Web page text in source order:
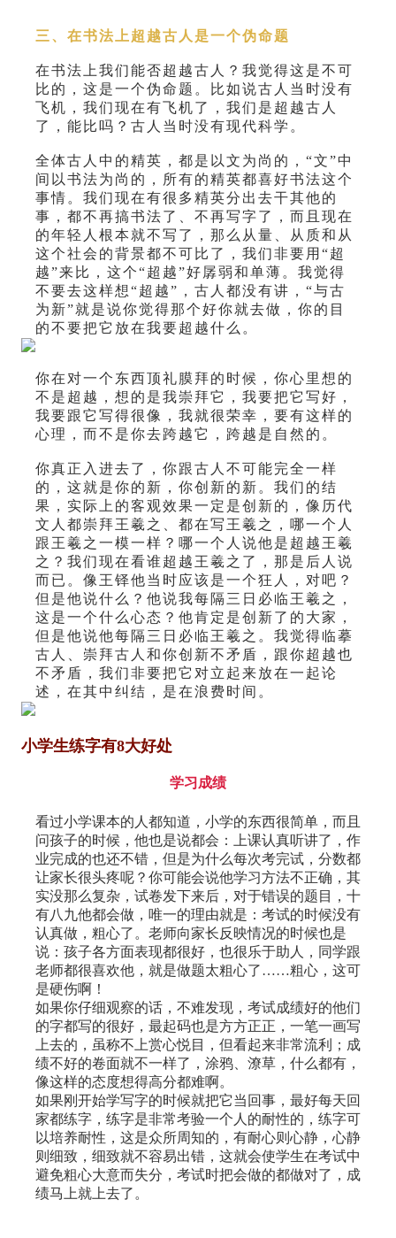
三、在书法上超越古人是一个伪命题
在书法上我们能否超越古人？我觉得这是不可
比的，这是一个伪命题。比如说古人当时没有
飞机，我们现在有飞机了，我们是超越古人
了，能比吗？古人当时没有现代科学。
全体古人中的精英，都是以文为尚的，“文”中
间以书法为尚的，所有的精英都喜好书法这个
事情。我们现在有很多精英分出去干其他的
事，都不再搞书法了、不再写字了，而且现在
的年轻人根本就不写了，那么从量、从质和从
这个社会的背景都不可比了，我们非要用“超
越”来比，这个“超越”好孱弱和单薄。我觉得
不要去这样想“超越”，古人都没有讲，“与古
为新”就是说你觉得那个好你就去做，你的目
的不要把它放在我要超越什么。
你在对一个东西顶礼膜拜的时候，你心里想的
不是超越，想的是我崇拜它，我要把它写好，
我要跟它写得很像，我就很荣幸，要有这样的
心理，而不是你去跨越它，跨越是自然的。
你真正入进去了，你跟古人不可能完全一样
的，这就是你的新，你创新的新。我们的结
果，实际上的客观效果一定是创新的，像历代
文人都崇拜王羲之、都在写王羲之，哪一个人
跟王羲之一模一样？哪一个人说他是超越王羲
之？我们现在看谁超越王羲之了，那是后人说
而已。像王铎他当时应该是一个狂人，对吧？
但是他说什么？他说我每隔三日必临王羲之，
这是一个什么心态？他肯定是创新了的大家，
但是他说他每隔三日必临王羲之。我觉得临摹
古人、崇拜古人和你创新不矛盾，跟你超越也
不矛盾，我们非要把它对立起来放在一起论
述，在其中纠结，是在浪费时间。
小学生练字有8大好处
学习成绩
看过小学课本的人都知道，小学的东西很简单，而且
问孩子的时候，他也是说都会：上课认真听讲了，作
业完成的也还不错，但是为什么每次考完试，分数都
让家长很头疼呢？你可能会说他学习方法不正确，其
实没那么复杂，试卷发下来后，对于错误的题目，十
有八九他都会做，唯一的理由就是：考试的时候没有
认真做，粗心了。老师向家长反映情况的时候也是
说：孩子各方面表现都很好，也很乐于助人，同学跟
老师都很喜欢他，就是做题太粗心了……粗心，这可
是硬伤啊！
如果你仔细观察的话，不难发现，考试成绩好的他们
的字都写的很好，最起码也是方方正正，一笔一画写
上去的，虽称不上赏心悦目，但看起来非常流利；成
绩不好的卷面就不一样了，涂鸦、潦草，什么都有，
像这样的态度想得高分都难啊。
如果刚开始学写字的时候就把它当回事，最好每天回
家都练字，练字是非常考验一个人的耐性的，练字可
以培养耐性，这是众所周知的，有耐心则心静，心静
则细致，细致就不容易出错，这就会使学生在考试中
避免粗心大意而失分，考试时把会做的都做对了，成
绩马上就上去了。